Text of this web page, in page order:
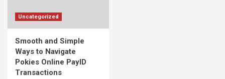
Uncategorized
Smooth and Simple
Ways to Navigate
Pokies Online PayID
Transactions